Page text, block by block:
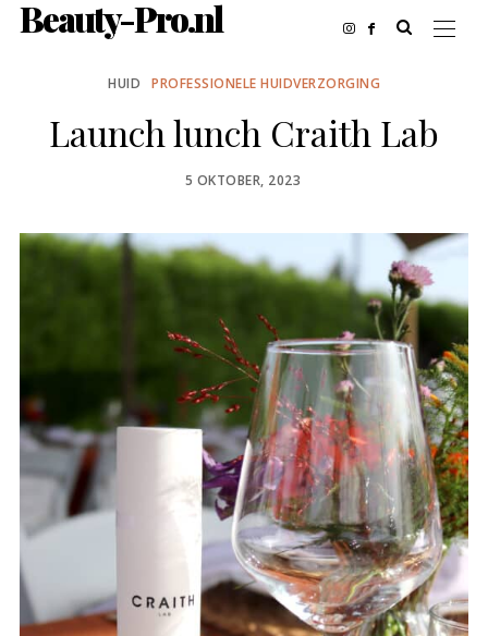
Beauty-Pro.nl
HUID PROFESSIONELE HUIDVERZORGING
Launch lunch Craith Lab
POSTED
5 OKTOBER, 2023